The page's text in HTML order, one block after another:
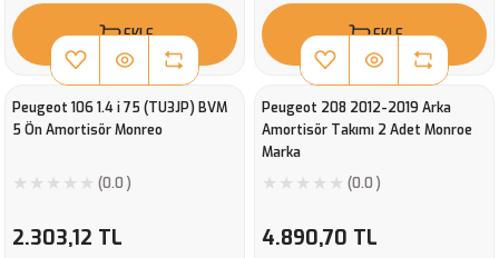
EKLE EKLE
Peugeot 106 1.4 i 75 (TU3JP) BVM
5 Ön Amortisör Monreo
(0.0 )
2.303,12 TL
Peugeot 208 2012-2019 Arka
Amortisör Takımı 2 Adet Monroe
Marka
(0.0 )
4.890,70 TL